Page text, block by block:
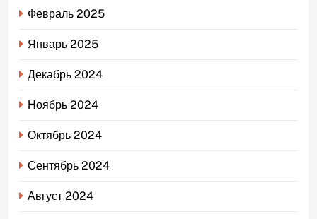
Февраль 2025
Январь 2025
Декабрь 2024
Ноябрь 2024
Октябрь 2024
Сентябрь 2024
Август 2024